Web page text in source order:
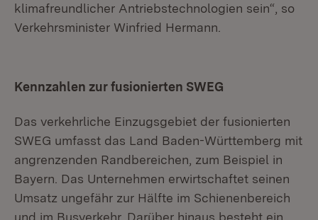
klimafreundlicher Antriebstechnologien sein“, so
Verkehrsminister Winfried Hermann.
Kennzahlen zur fusionierten SWEG
Das verkehrliche Einzugsgebiet der fusionierten
SWEG umfasst das Land Baden-Württemberg mit
angrenzenden Randbereichen, zum Beispiel in
Bayern. Das Unternehmen erwirtschaftet seinen
Umsatz ungefähr zur Hälfte im Schienenbereich
und im Busverkehr. Darüber hinaus besteht ein